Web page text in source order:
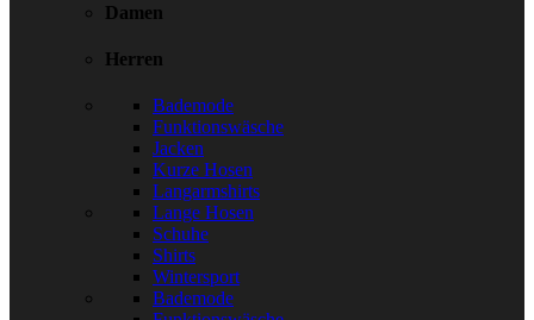
Damen
Herren
Bademode
Funktionswäsche
Jacken
Kurze Hosen
Langarmshirts
Lange Hosen
Schuhe
Shirts
Wintersport
Bademode